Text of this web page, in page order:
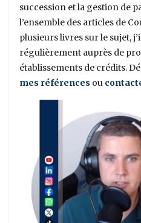
succession et la gestion de
l’ensemble des articles de
plusieurs livres sur le sujet,
régulièrement auprès de
établissements de crédits.
mes références ou